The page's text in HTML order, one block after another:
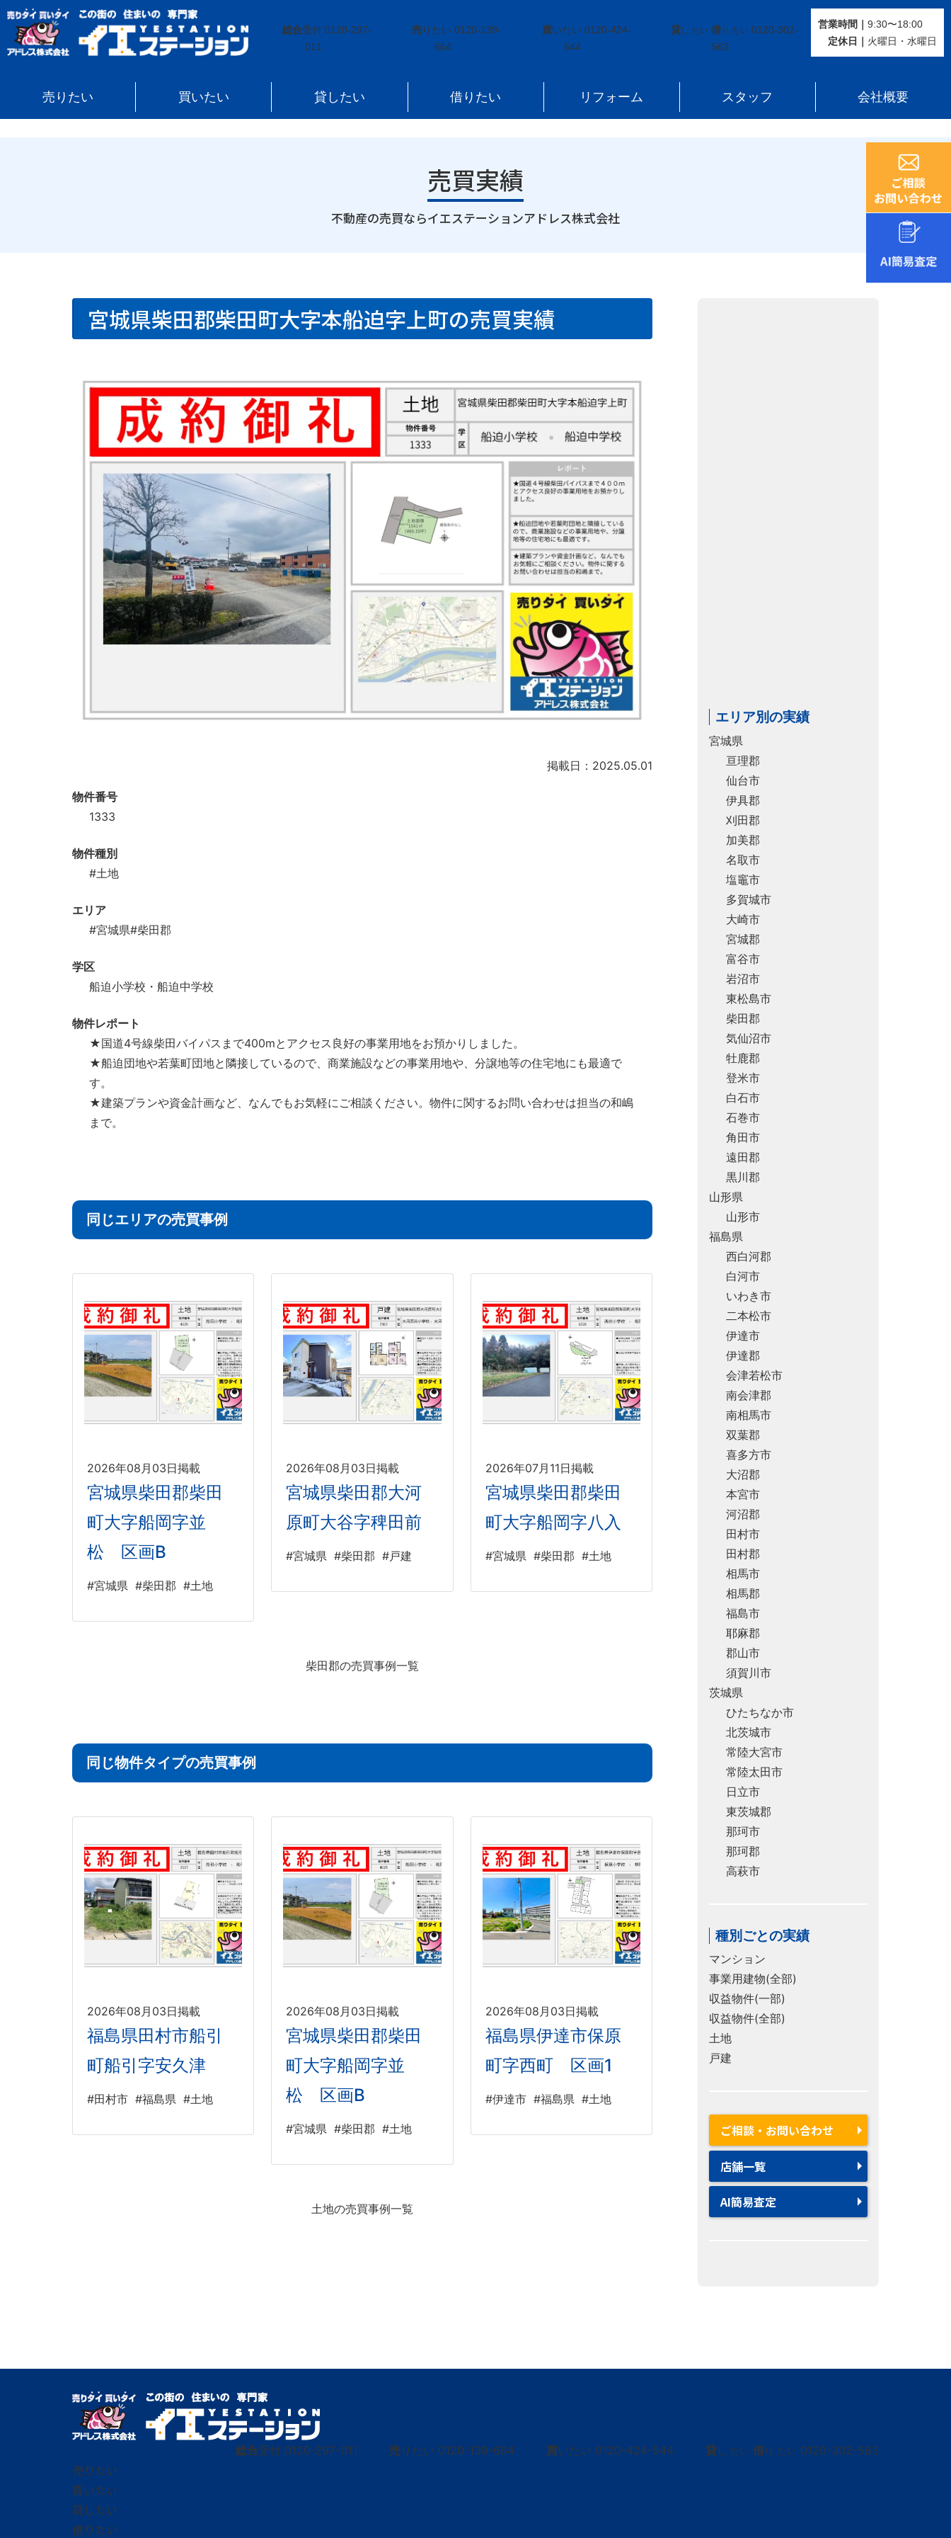
総合受付 0120-297-
011
売りたい 0120-139-
664
買いたい 0120-424-
544
貸し たい 借り たい 0120-302-
563
営業時間｜ 9:30〜18:00
定休⽇｜ 火曜⽇・水曜⽇
売りたい 買いたい 貸したい 借りたい リフォーム スタッフ 会社概要
イエステーション » 売買実績
売買実績
｜
不動産の売買ならイエステーションアドレス株式会社
宮城県柴田郡柴田町大字本船迫字上町の売買実績
掲載日：2025.05.01
物件番号
1333
物件種別
#土地
エリア
#宮城県#柴田郡
学区
船迫小学校・船迫中学校
物件レポート
★国道4号線柴田バイパスまで400mとアクセス良好の事業用地をお預かりしました。
★船迫団地や若葉町団地と隣接しているので、商業施設などの事業用地や、分譲地等の住宅地にも最適で
す。
★建築プランや資金計画など、なんでもお気軽にご相談ください。物件に関するお問い合わせは担当の和嶋
まで。
同じエリアの売買事例
2026年08月03日掲載
宮城県柴田郡柴田
町大字船岡字並
松 区画B
#宮城県 #柴田郡 #土地
2026年08月03日掲載
宮城県柴田郡大河
原町大谷字稗田前
#宮城県 #柴田郡 #戸建
2026年07月11日掲載
宮城県柴田郡柴田
町大字船岡字八入
#宮城県 #柴田郡 #土地
柴田郡の売買事例一覧
同じ物件タイプの売買事例
2026年08月03日掲載
福島県田村市船引
町船引字安久津
#田村市 #福島県 #土地
2026年08月03日掲載
宮城県柴田郡柴田
町大字船岡字並
松 区画B
#宮城県 #柴田郡 #土地
2026年08月03日掲載
福島県伊達市保原
町字西町 区画1
#伊達市 #福島県 #土地
土地の売買事例一覧
エリア別の実績
宮城県
亘理郡
仙台市
伊具郡
刈田郡
加美郡
名取市
塩竈市
多賀城市
大崎市
宮城郡
富谷市
岩沼市
東松島市
柴田郡
気仙沼市
牡鹿郡
登米市
白石市
石巻市
角田市
遠田郡
黒川郡
山形県
山形市
福島県
西白河郡
白河市
いわき市
二本松市
伊達市
伊達郡
会津若松市
南会津郡
南相馬市
双葉郡
喜多方市
大沼郡
本宮市
河沼郡
田村市
田村郡
相馬市
相馬郡
福島市
耶麻郡
郡山市
須賀川市
茨城県
ひたちなか市
北茨城市
常陸大宮市
常陸太田市
日立市
東茨城郡
那珂市
那珂郡
高萩市
種別ごとの実績
マンション
事業用建物(全部)
収益物件(一部)
収益物件(全部)
土地
戸建
ご相談・お問い合わせ
店舗一覧
AI簡易査定
総合受付 0120-297-011 売りたい 0120-139-664 買いたい 0120-424-544 貸し たい 借り たい 0120-302-563
売りたい
買いたい
貸したい
借りたい